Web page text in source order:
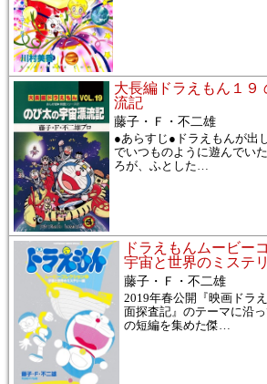
大長編ドラえもん１９
流記
藤子・Ｆ・不二雄
●あらすじ●ドラえもんが出
でいつものように遊んでい
ろが、ふとした…
ドラえもんムービー
宇宙と世界のミステ
藤子・Ｆ・不二雄
2019年春公開『映画ドラ
面探査記』のテーマに沿っ
の短編を集めた傑…